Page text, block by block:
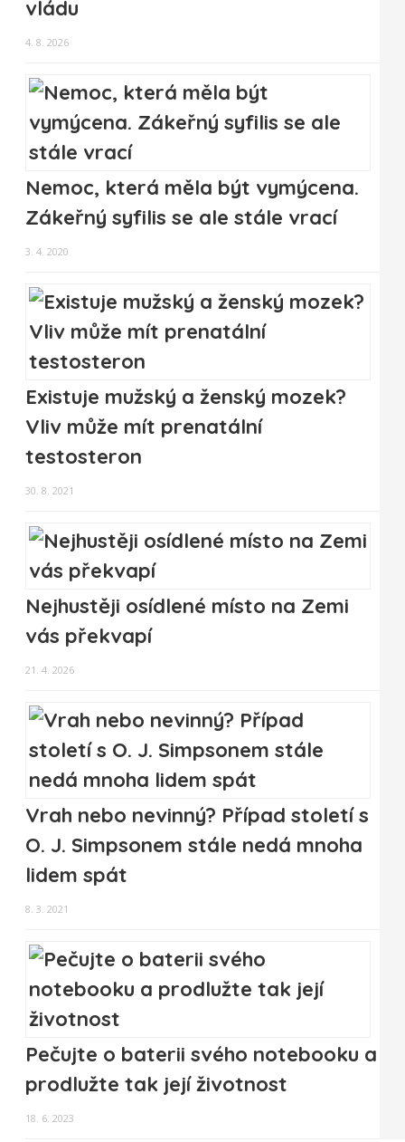
vládu
4. 8. 2026
Nemoc, která měla být vymýcena.
Zákeřný syfilis se ale stále vrací
3. 4. 2020
Existuje mužský a ženský mozek?
Vliv může mít prenatální
testosteron
30. 8. 2021
Nejhustěji osídlené místo na Zemi
vás překvapí
21. 4. 2026
Vrah nebo nevinný? Případ století s
O. J. Simpsonem stále nedá mnoha
lidem spát
8. 3. 2021
Pečujte o baterii svého notebooku a
prodlužte tak její životnost
18. 6. 2023